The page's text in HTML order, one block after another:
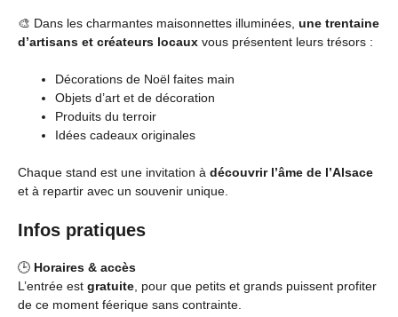
🎨 Dans les charmantes maisonnettes illuminées, une trentaine
d’artisans et créateurs locaux vous présentent leurs trésors :
Décorations de Noël faites main
Objets d’art et de décoration
Produits du terroir
Idées cadeaux originales
Chaque stand est une invitation à découvrir l’âme de l’Alsace
et à repartir avec un souvenir unique.
Infos pratiques
🕒 Horaires & accès
L’entrée est gratuite , pour que petits et grands puissent profiter
de ce moment féerique sans contrainte.